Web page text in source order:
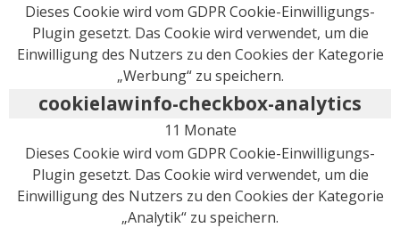
Dieses Cookie wird vom GDPR Cookie-Einwilligungs-
Plugin gesetzt. Das Cookie wird verwendet, um die
Einwilligung des Nutzers zu den Cookies der Kategorie
„Werbung“ zu speichern.
cookielawinfo-checkbox-analytics
11 Monate
Dieses Cookie wird vom GDPR Cookie-Einwilligungs-
Plugin gesetzt. Das Cookie wird verwendet, um die
Einwilligung des Nutzers zu den Cookies der Kategorie
„Analytik“ zu speichern.